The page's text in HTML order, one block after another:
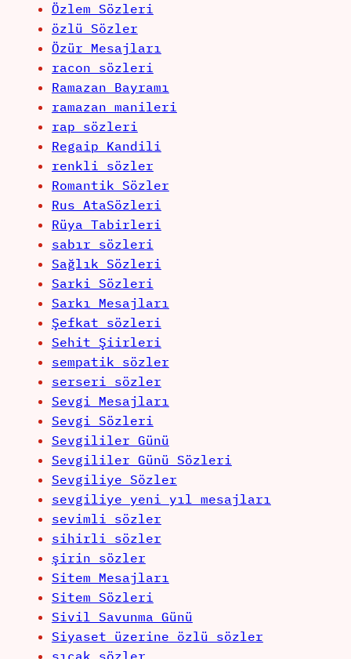
Özlem Sözleri
özlü Sözler
Özür Mesajları
racon sözleri
Ramazan Bayramı
ramazan manileri
rap sözleri
Regaip Kandili
renkli sözler
Romantik Sözler
Rus AtaSözleri
Rüya Tabirleri
sabır sözleri
Sağlık Sözleri
Sarki Sözleri
Sarkı Mesajları
Şefkat sözleri
Sehit Şiirleri
sempatik sözler
serseri sözler
Sevgi Mesajları
Sevgi Sözleri
Sevgililer Günü
Sevgililer Günü Sözleri
Sevgiliye Sözler
sevgiliye yeni yıl mesajları
sevimli sözler
sihirli sözler
şirin sözler
Sitem Mesajları
Sitem Sözleri
Sivil Savunma Günü
Siyaset üzerine özlü sözler